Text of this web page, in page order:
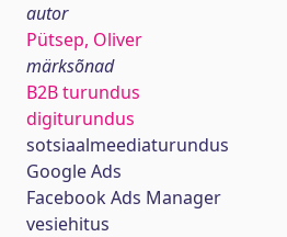
autor
Pütsep, Oliver
märksõnad
B2B turundus
digiturundus
sotsiaalmeediaturundus
Google Ads
Facebook Ads Manager
vesiehitus